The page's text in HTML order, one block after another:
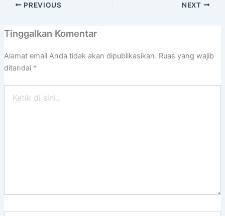
PREVIOUS NEXT
Tinggalkan Komentar
Alamat email Anda tidak akan dipublikasikan. Ruas yang wajib
ditandai *